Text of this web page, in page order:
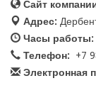
Сайт
Адрес:
Часы работы:
Телефон:
+7
Электронная